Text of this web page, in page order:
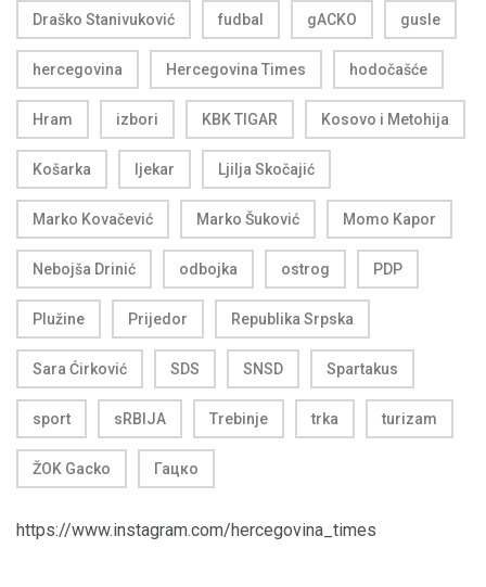
Draško Stanivuković fudbal gACKO gusle
hercegovina Hercegovina Times hodočašće
Hram izbori KBK TIGAR Kosovo i Metohija
Košarka ljekar Ljilja Skočajić
Marko Kovačević Marko Šuković Momo Kapor
Nebojša Drinić odbojka ostrog PDP
Plužine Prijedor Republika Srpska
Sara Ćirković SDS SNSD Spartakus
sport sRBIJA Trebinje trka turizam
ŽOK Gacko Гацко
https://www.instagram.com/hercegovina_times